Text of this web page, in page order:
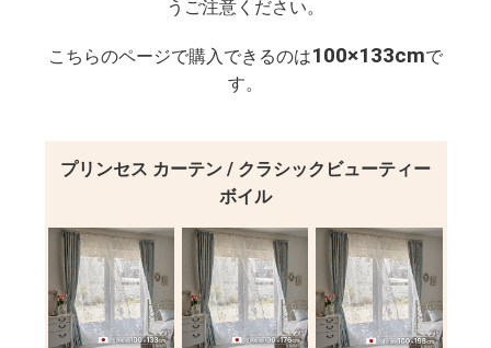
うご注意ください。
こちらのページで購入できるのは100×133cmで
す。
プリンセス カーテン / クラシックビューティー
ボイル